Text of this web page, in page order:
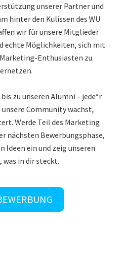
unserer Partner und
hinter den Kulissen des WU
wir für unsere Mitglieder
echte Möglichkeiten, sich mit
Enthusiasten zu
zu unseren Alumni – jede*r
Community wächst,
Werde Teil des Marketing
nächsten Bewerbungsphase,
Ideen ein und zeig unseren
was in dir steckt.